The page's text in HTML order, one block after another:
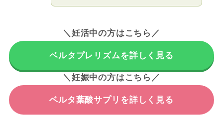
＼妊活中の方はこちら／
ベルタプレリズムを詳しく見る
＼妊娠中の方はこちら／
ベルタ葉酸サプリを詳しく見る